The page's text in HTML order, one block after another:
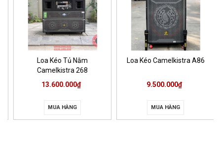
Loa Kéo Tủ Nằm
Camelkistra 268
13.600.000₫
MUA HÀNG
Loa Kéo Camelkistra A86
9.500.000₫
MUA HÀNG